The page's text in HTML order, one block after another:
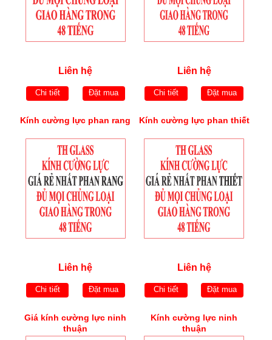
Liên hệ
Chi tiết Đặt mua
Liên hệ
Chi tiết Đặt mua
Kính cường lực phan rang
Liên hệ
Chi tiết Đặt mua
Kính cường lực phan thiết
Liên hệ
Chi tiết Đặt mua
Giá kính cường lực ninh
thuận
Kính cường lực ninh
thuận